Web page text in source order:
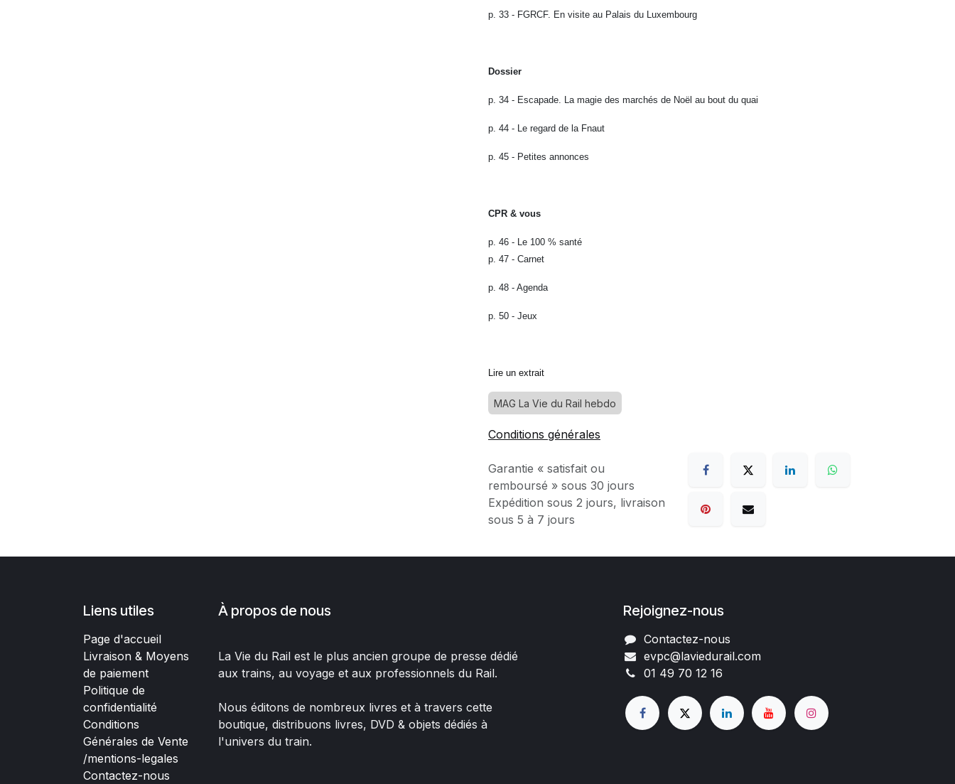
p. 33 - FGRCF. En visite au Palais du Luxembourg
Dossier
p. 34 - Escapade. La magie des marchés de Noël au bout du quai
p. 44 - Le regard de la Fnaut
p. 45 - Petites annonces
CPR & vous
p. 46 - Le 100 % santé
p. 47 - Carnet
p. 48 - Agenda
p. 50 - Jeux
Lire un extrait
MAG La Vie du Rail hebdo
Conditions générales
Garantie « satisfait ou
remboursé » sous 30 jours
Expédition sous 2 jours, livraison
sous 5 à 7 jours
Liens utiles
Page d'accueil
Livraison & Moyens
de paiement
Politique de
confidentialité
Conditions
Générales de Vente
/mentions-legales
Contactez-nous
À propos de nous
La Vie du Rail est le plus ancien groupe de presse dédié
aux trains, au voyage et aux professionnels du Rail.
Nous éditons de nombreux livres et à travers cette
boutique, distribuons livres, DVD & objets dédiés à
l'univers du train.
Rejoignez-nous
Contactez-nous
evpc@laviedurail.com
01 49 70 12 16